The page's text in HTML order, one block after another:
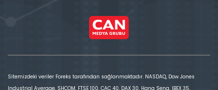
Sitemizdeki veriler Foreks tarafından sağlanmaktadır. NASDAQ, Dow Jones
Industrial Average, SHCOM, FTSE 100, CAC 40, DAX 30, Hang Seng, IBEX 35,